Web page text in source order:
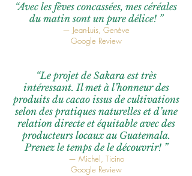
“Avec les fèves concassées, mes céréales
du matin sont un pure délice! ”​
— Jean-Luis, Genève
Google Review
“Le projet de Sakara est très
intéressant.Il met à l’honneur des
produits du cacao issus de cultivations
selon des pratiques naturelles et d’une
relation directe et équitable avec des
producteurs locaux au Guatemala.
Prenez le temps de le découvrir! ”​
— Michel, Ticino
Google Review